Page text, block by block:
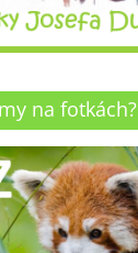
na fotkách?